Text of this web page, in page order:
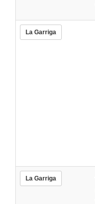
La Garriga
La Garriga